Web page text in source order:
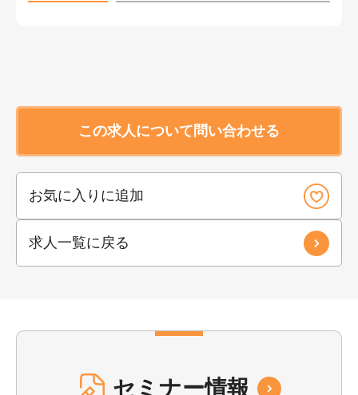
この求人について問い合わせる
お気に入りに追加
求人一覧に戻る
セミナー情報